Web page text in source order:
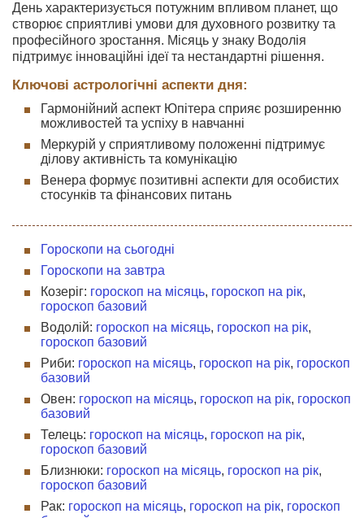
День характеризується потужним впливом планет, що
створює сприятливі умови для духовного розвитку та
професійного зростання. Місяць у знаку Водолія
підтримує інноваційні ідеї та нестандартні рішення.
Ключові астрологічні аспекти дня:
Гармонійний аспект Юпітера сприяє розширенню
можливостей та успіху в навчанні
Меркурій у сприятливому положенні підтримує
ділову активність та комунікацію
Венера формує позитивні аспекти для особистих
стосунків та фінансових питань
Гороскопи на сьогодні
Гороскопи на завтра
Козеріг: гороскоп на місяць, гороскоп на рік,
гороскоп базовий
Водолій: гороскоп на місяць, гороскоп на рік,
гороскоп базовий
Риби: гороскоп на місяць, гороскоп на рік, гороскоп
базовий
Овен: гороскоп на місяць, гороскоп на рік, гороскоп
базовий
Телець: гороскоп на місяць, гороскоп на рік,
гороскоп базовий
Близнюки: гороскоп на місяць, гороскоп на рік,
гороскоп базовий
Рак: гороскоп на місяць, гороскоп на рік, гороскоп